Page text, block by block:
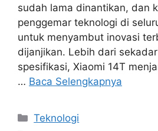
sudah lama dinantikan, dan
penggemar teknologi di
untuk menyambut inovasi
dijanjikan. Lebih dari
spesifikasi, Xiaomi 14T
… Baca Selengkapnya
Kategori
Teknologi